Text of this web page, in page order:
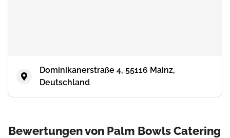
Dominikanerstraße 4, 55116 Mainz,
Deutschland
Bewertungen von Palm Bowls Catering